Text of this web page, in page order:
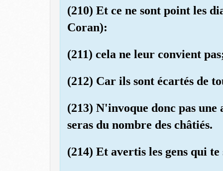
(210) Et ce ne sont point les
Coran):
(211) cela ne leur convient
(212) Car ils sont écartés de
(213) N'invoque donc pas
seras du nombre des châtiés.
(214) Et avertis les gens qui